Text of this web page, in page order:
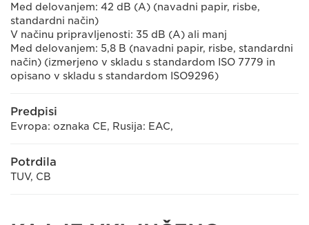
Med delovanjem: 42 dB (A) (navadni papir, risbe,
standardni način)
V načinu pripravljenosti: 35 dB (A) ali manj
Med delovanjem: 5,8 B (navadni papir, risbe, standardni
način) (izmerjeno v skladu s standardom ISO 7779 in
opisano v skladu s standardom ISO9296)
Predpisi
Evropa: oznaka CE, Rusija: EAC,
Potrdila
TUV, CB